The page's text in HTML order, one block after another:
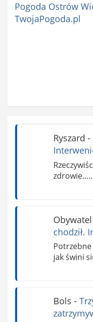
Pogoda Ostrów
TwojaPogoda.pl
Ryszard -
zdrowie…..
chodził.
jak świni
Bols -